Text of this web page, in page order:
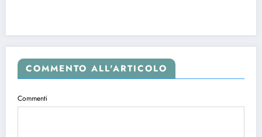
COMMENTO ALL'ARTICOLO
Commenti